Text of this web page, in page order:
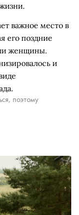
важное место в
его поздние
женщины.
и
поэтому